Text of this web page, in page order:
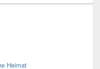
Heimat